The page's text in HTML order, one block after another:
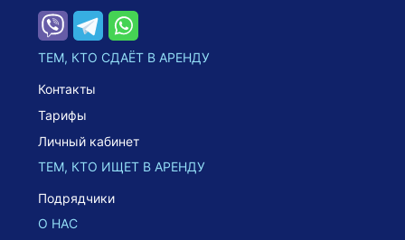
ТЕМ, КТО СДАЁТ В АРЕНДУ
Контакты
Тарифы
Личный кабинет
ТЕМ, КТО ИЩЕТ В АРЕНДУ
Подрядчики
О НАС